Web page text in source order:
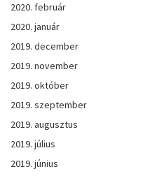
2020. február
2020. január
2019. december
2019. november
2019. október
2019. szeptember
2019. augusztus
2019. július
2019. június